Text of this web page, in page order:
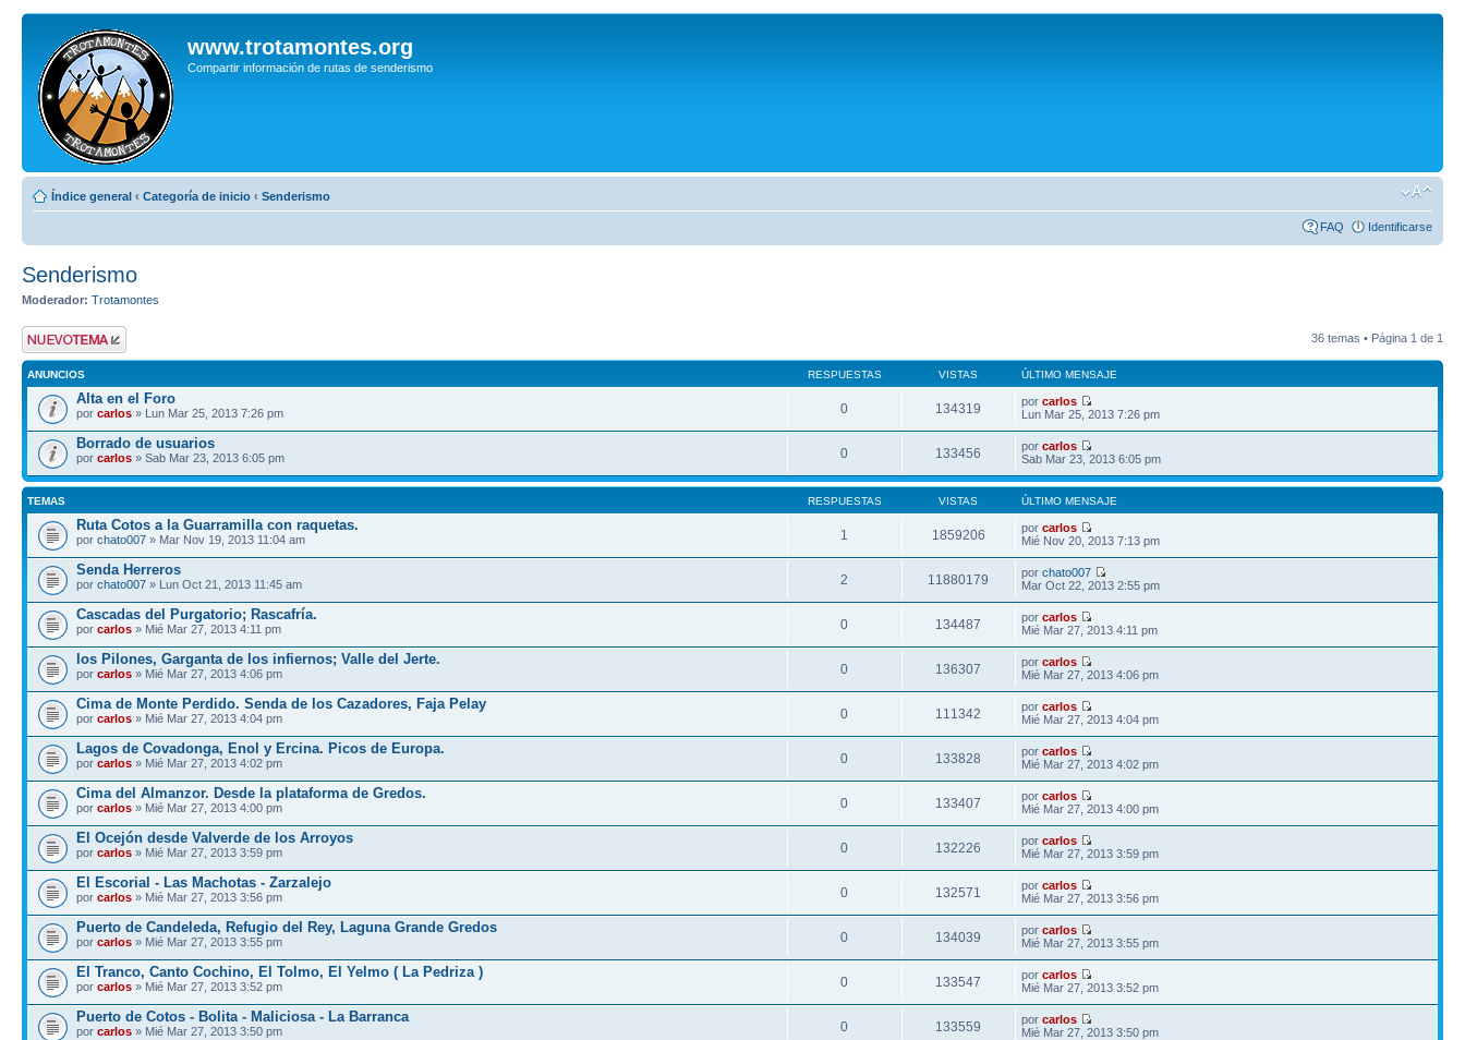
www.trotamontes.org
Compartir información de rutas de senderismo
Índice general ‹ Categoría de inicio ‹ Senderismo
FAQ Identificarse
Senderismo
Moderador: Trotamontes
Publicar un nuevo
tema
36 temas • Página 1 de 1
ANUNCIOS RESPUESTAS VISTAS ÚLTIMO MENSAJE
Alta en el Foro
por carlos » Lun Mar 25, 2013 7:26 pm 0 134319 porcarlos
Lun Mar 25, 2013 7:26 pm
Borrado de usuarios
por carlos » Sab Mar 23, 2013 6:05 pm 0 133456 porcarlos
Sab Mar 23, 2013 6:05 pm
TEMAS RESPUESTAS VISTAS ÚLTIMO MENSAJE
Ruta Cotos a la Guarramilla con raquetas.
por chato007 » Mar Nov 19, 2013 11:04 am 1 1859206 porcarlos
Mié Nov 20, 2013 7:13 pm
Senda Herreros
por chato007 » Lun Oct 21, 2013 11:45 am 2 11880179 porchato007
Mar Oct 22, 2013 2:55 pm
Cascadas del Purgatorio; Rascafría.
por carlos » Mié Mar 27, 2013 4:11 pm 0 134487 porcarlos
Mié Mar 27, 2013 4:11 pm
los Pilones, Garganta de los infiernos; Valle del Jerte.
por carlos » Mié Mar 27, 2013 4:06 pm 0 136307 porcarlos
Mié Mar 27, 2013 4:06 pm
Cima de Monte Perdido. Senda de los Cazadores, Faja Pelay
por carlos » Mié Mar 27, 2013 4:04 pm 0 111342 porcarlos
Mié Mar 27, 2013 4:04 pm
Lagos de Covadonga, Enol y Ercina. Picos de Europa.
por carlos » Mié Mar 27, 2013 4:02 pm 0 133828 porcarlos
Mié Mar 27, 2013 4:02 pm
Cima del Almanzor. Desde la plataforma de Gredos.
por carlos » Mié Mar 27, 2013 4:00 pm 0 133407 porcarlos
Mié Mar 27, 2013 4:00 pm
El Ocejón desde Valverde de los Arroyos
por carlos » Mié Mar 27, 2013 3:59 pm 0 132226 porcarlos
Mié Mar 27, 2013 3:59 pm
El Escorial - Las Machotas - Zarzalejo
por carlos » Mié Mar 27, 2013 3:56 pm 0 132571 porcarlos
Mié Mar 27, 2013 3:56 pm
Puerto de Candeleda, Refugio del Rey, Laguna Grande Gredos
por carlos » Mié Mar 27, 2013 3:55 pm 0 134039 porcarlos
Mié Mar 27, 2013 3:55 pm
El Tranco, Canto Cochino, El Tolmo, El Yelmo ( La Pedriza )
por carlos » Mié Mar 27, 2013 3:52 pm 0 133547 porcarlos
Mié Mar 27, 2013 3:52 pm
Puerto de Cotos - Bolita - Maliciosa - La Barranca
por carlos » Mié Mar 27, 2013 3:50 pm 0 133559 porcarlos
Mié Mar 27, 2013 3:50 pm